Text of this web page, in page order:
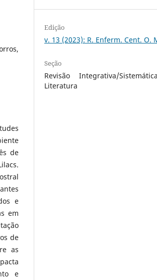
de
e
em
de
as
e
Edição
v. 13 (2023): R. Enferm. Cent. O.
Seção
Revisão Integrativa/
Literatura